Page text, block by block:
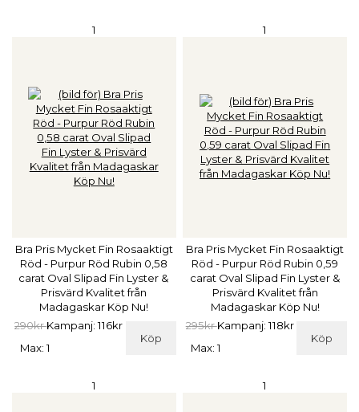
1
Bra Pris Mycket Fin Rosaaktigt
Röd - Purpur Röd Rubin 0,58
carat Oval Slipad Fin Lyster &
Prisvärd Kvalitet från
Madagaskar Köp Nu!
290krKampanj: 116kr
Köp
Max: 1
1
Bra Pris Mycket Fin Rosaaktigt
Röd - Purpur Röd Rubin 0,59
carat Oval Slipad Fin Lyster &
Prisvärd Kvalitet från
Madagaskar Köp Nu!
295krKampanj: 118kr
Köp
Max: 1
1 1